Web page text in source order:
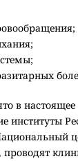
в
институты
проводят